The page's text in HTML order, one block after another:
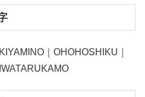
｜OHOHOSHIKU｜